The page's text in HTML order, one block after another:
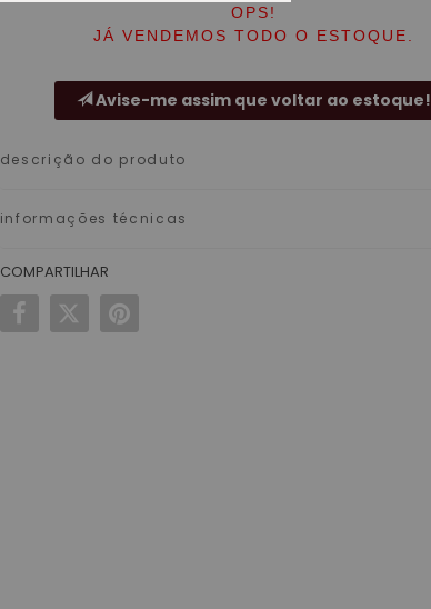
OPS!
JÁ VENDEMOS TODO O ESTOQUE.
Avise-me assim que voltar ao estoque!
descrição do produto
informações técnicas
COMPARTILHAR